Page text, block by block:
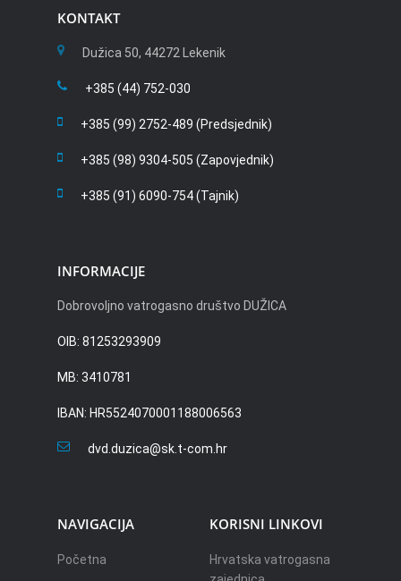
KONTAKT
Dužica 50, 44272 Lekenik
+385 (44) 752-030
+385 (99) 2752-489 (Predsjednik)
+385 (98) 9304-505 (Zapovjednik)
+385 (91) 6090-754 (Tajnik)
INFORMACIJE
Dobrovoljno vatrogasno društvo DUŽICA
OIB: 81253293909
MB: 3410781
IBAN: HR5524070001188006563
dvd.duzica@sk.t-com.hr
NAVIGACIJA
Početna
KORISNI LINKOVI
Hrvatska vatrogasna